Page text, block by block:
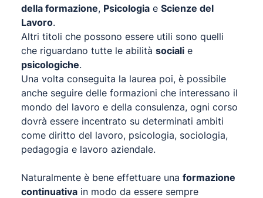
della formazione, Psicologia e Scienze del
Lavoro.
Altri titoli che possono essere utili sono quelli
che riguardano tutte le abilità sociali e
psicologiche.
Una volta conseguita la laurea poi, è possibile
anche seguire delle formazioni che interessano il
mondo del lavoro e della consulenza, ogni corso
dovrà essere incentrato su determinati ambiti
come diritto del lavoro, psicologia, sociologia,
pedagogia e lavoro aziendale.
Naturalmente è bene effettuare una formazione
continuativa in modo da essere sempre